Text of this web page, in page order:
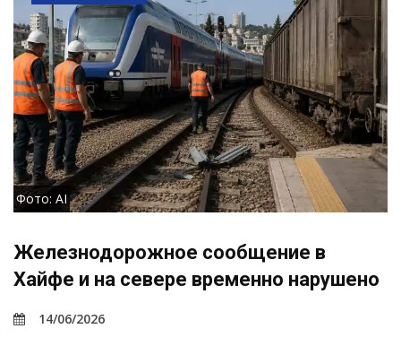
Фото: AI
Железнодорожное сообщение в
Хайфе и на севере временно нарушено
14/06/2026